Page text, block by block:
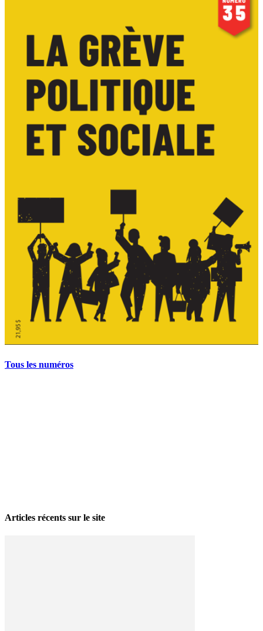
Tous les numéros
Articles récents sur le site